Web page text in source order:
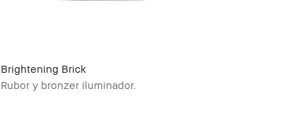
Brightening Brick
Rubor y bronzer iluminador.